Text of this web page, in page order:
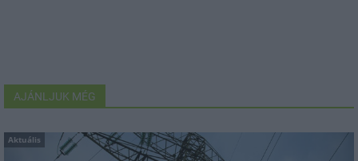
AJÁNLJUK MÉG
Aktuális